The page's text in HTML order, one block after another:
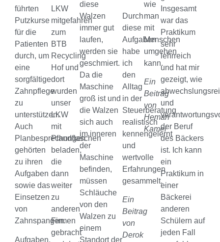
führten
Putzkurse
für die
Patienten
durch, um
eine
sorgfältige
Zahnpflege
zu
unterstützen.
Auch
Planbesprechungen
gehörten
zu ihren
Aufgaben
sowie das
Einsetzen
von
Zahnspangen.
Aufgaben,
LKW
mitgefahren
zum
BTB
Recycling
Hof und
dort
wurden
unser
LKW
mit
Pfandflaschen
beladen,
die
dann
weiter
zu
anderen
Firmen
gebracht
diese
Walzen
immer gut
laufen,
werden sie
geschmiert.
Da die
Maschine
groß ist und
die Walzen
sich auch
im inneren
der
Maschine
befinden,
müssen
Schläuche
von den
Walzen zu
einem
Standort der
Durch
diese
Aufgaben
habe
ich
den
Alltag
in der
Steuerberatung
realistisch
kennengelernt
und
wertvolle
Erfahrungen
gesammelt.
Ein
Beitrag
von
Derok
wie
man
mit
Menschen
umgehen
kann.
Ein
Beitrag
von
Heman
Kamel
Insgesamt
war das
Praktikum
sehr
lehrreich
und hat mir
gezeigt, wie
und
der Beruf
des Bäckers
ist. Ich kann
ein
Praktikum in
einer
Bäckerei
anderen
Schülern auf
jeden Fall